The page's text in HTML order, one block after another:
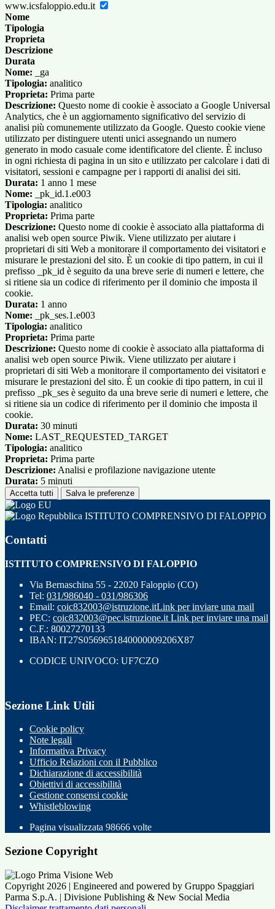
www.icsfaloppio.edu.it
Nome
Tipologia
Proprieta
Descrizione
Durata
Nome: _ga
Tipologia: analitico
Proprieta: Prima parte
Descrizione: Questo nome di cookie è associato a Google Universal
Analytics, che è un aggiornamento significativo del servizio di
analisi più comunemente utilizzato da Google. Questo cookie viene
utilizzato per distinguere utenti unici assegnando un numero
generato in modo casuale come identificatore del cliente. È incluso
in ogni richiesta di pagina in un sito e utilizzato per calcolare i dati di
visitatori, sessioni e campagne per i rapporti di analisi dei siti.
Durata: 1 anno 1 mese
Nome: _pk_id.1.e003
Tipologia: analitico
Proprieta: Prima parte
Descrizione: Questo nome di cookie è associato alla piattaforma di
analisi web open source Piwik. Viene utilizzato per aiutare i
proprietari di siti Web a monitorare il comportamento dei visitatori e
misurare le prestazioni del sito. È un cookie di tipo pattern, in cui il
prefisso _pk_id è seguito da una breve serie di numeri e lettere, che
si ritiene sia un codice di riferimento per il dominio che imposta il
cookie.
Durata: 1 anno
Nome: _pk_ses.1.e003
Tipologia: analitico
Proprieta: Prima parte
Descrizione: Questo nome di cookie è associato alla piattaforma di
analisi web open source Piwik. Viene utilizzato per aiutare i
proprietari di siti Web a monitorare il comportamento dei visitatori e
misurare le prestazioni del sito. È un cookie di tipo pattern, in cui il
prefisso _pk_ses è seguito da una breve serie di numeri e lettere, che
si ritiene sia un codice di riferimento per il dominio che imposta il
cookie.
Durata: 30 minuti
Nome: LAST_REQUESTED_TARGET
Tipologia: analitico
Proprieta: Prima parte
Descrizione: Analisi e profilazione navigazione utente
Durata: 5 minuti
Accetta tutti Salva le preferenze
ISTITUTO COMPRENSIVO DI FALOPPIO
Contatti
ISTITUTO COMPRENSIVO DI FALOPPIO
Via Bernaschina 55 - 22020 Faloppio (CO)
Tel: 031/986040 - 031/986306
Email: coic832003@istruzione.itLink per inviare una mail
PEC: coic832003@pec.istruzione.it Link per inviare una mail
C.F.: 80027270133
IBAN: IT27S0569651840000009206X87
CODICE UNIVOCO: UF7CZO
Sezione Link Utili
Cookie policy
Note legali
Informativa Privacy
Ufficio Relazioni con il Pubblico
Dichiarazione di accessibilità
Obiettivi di accessibilità
Gestione consensi cookie
Whistleblowing
Pagina visualizzata 98666 volte
Sezione Copyright
Copyright 2026 | Engineered and powered by Gruppo Spaggiari
Parma S.p.A. | Divisione Publishing & New Social Media